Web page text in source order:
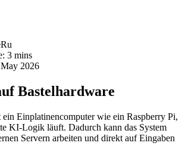
3 mins
2026
Bastelhardware
ein Einplatinencomputer wie ein Raspberry Pi,
KI-Logik läuft. Dadurch kann das System
Servern arbeiten und direkt auf Eingaben